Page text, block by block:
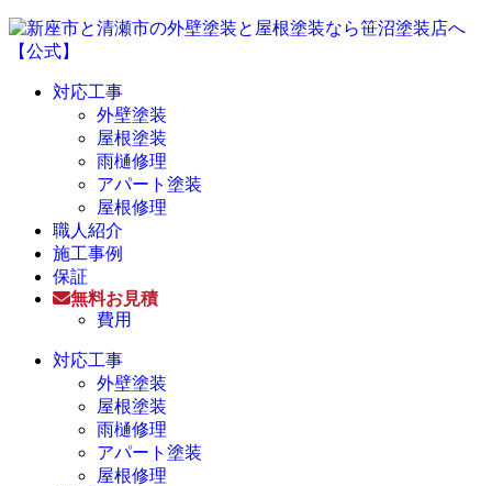
対応工事
外壁塗装
屋根塗装
雨樋修理
アパート塗装
屋根修理
職人紹介
施工事例
保証
無料お見積
費用
対応工事
外壁塗装
屋根塗装
雨樋修理
アパート塗装
屋根修理